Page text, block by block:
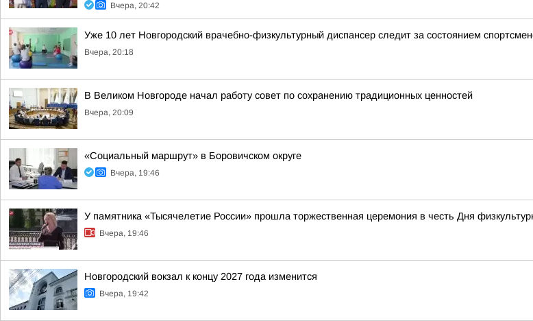
Вчера, 20:42
Уже 10 лет Новгородский врачебно-физкультурный диспансер следит за состоянием
Вчера, 20:18
В Великом Новгороде начал работу совет по сохранению традиционных ценностей
Вчера, 20:09
«Социальный маршрут» в Боровичском округе
Вчера, 19:46
У памятника «Тысячелетие России» прошла торжественная церемония в честь Дня
Вчера, 19:46
Новгородский вокзал к концу 2027 года изменится
Вчера, 19:42